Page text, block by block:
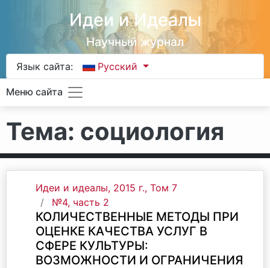
Идеи и Идеалы
Научный журнал
Язык сайта: Русский
Меню сайта
Тема: социология
Идеи и идеалы, 2015 г., Том 7
№4, часть 2
КОЛИЧЕСТВЕННЫЕ МЕТОДЫ ПРИ
ОЦЕНКЕ КАЧЕСТВА УСЛУГ В
СФЕРЕ КУЛЬТУРЫ:
ВОЗМОЖНОСТИ И ОГРАНИЧЕНИЯ